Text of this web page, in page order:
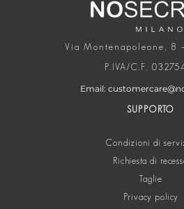
Via Montenapoleone, 8
P.IVA/C.F.
Email:
SUPPORTO
Condizioni di
Richiesta di
Taglie
Privacy policy